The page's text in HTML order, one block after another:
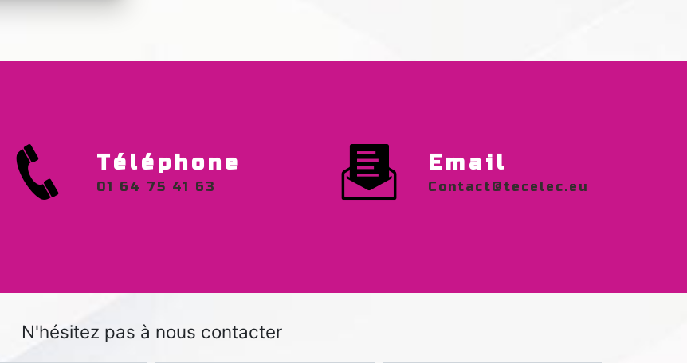
Téléphone
01 64 75 41 63
Email
contact@tecelec.eu
N'hésitez pas à nous contacter